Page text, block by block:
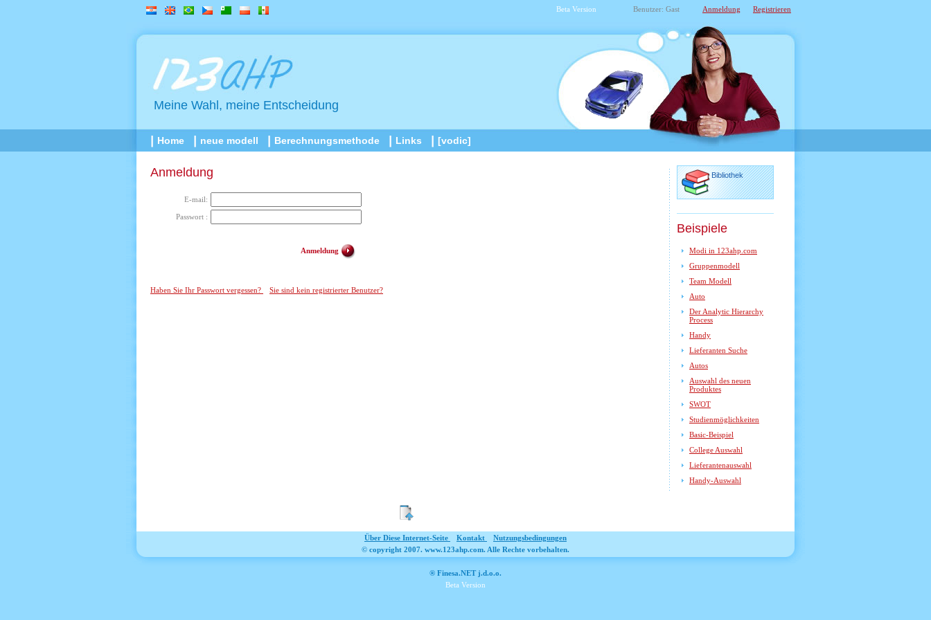
Beta Version Benutzer: Gast Anmeldung Registrieren
Meine Wahl, meine Entscheidung
Home neue modell Berechnungsmethode Links [vodic]
Anmeldung
E-mail:
Passwort :
Anmeldung
Haben Sie Ihr Passwort vergessen? Sie sind kein registrierter Benutzer?
Bibliothek
Beispiele
Modi in 123ahp.com
Gruppenmodell
Team Modell
Auto
Der Analytic Hierarchy
Process
Handy
Lieferanten Suche
Autos
Auswahl des neuen
Produktes
SWOT
Studienmöglichkeiten
Basic-Beispiel
College Auswahl
Lieferantenauswahl
Handy-Auswahl
Über Diese Internet-Seite Kontakt
Nutzungsbedingungen
© copyright 2007. www.123ahp.com. Alle Rechte vorbehalten.
® Finesa.NET j.d.o.o.
Beta Version